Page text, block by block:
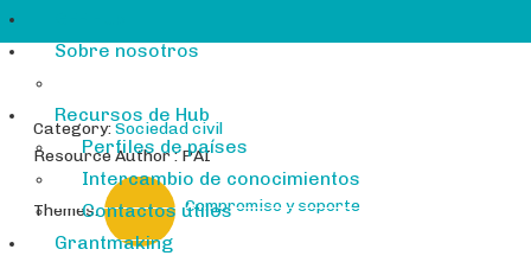
Sobre nosotros
Recursos de Hub
Perfiles de países
Intercambio de conocimientos
Contactos útiles
Grantmaking
Category:Sociedad civil
Resource Author : PAI
Themes: Compromiso y soporte